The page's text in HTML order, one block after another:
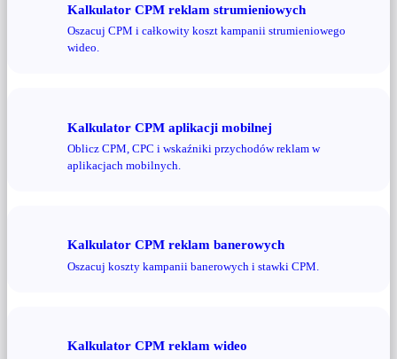
Kalkulator CPM reklam strumieniowych
Oszacuj CPM i całkowity koszt kampanii strumieniowego
wideo.
Kalkulator CPM aplikacji mobilnej
Oblicz CPM, CPC i wskaźniki przychodów reklam w
aplikacjach mobilnych.
Kalkulator CPM reklam banerowych
Oszacuj koszty kampanii banerowych i stawki CPM.
Kalkulator CPM reklam wideo